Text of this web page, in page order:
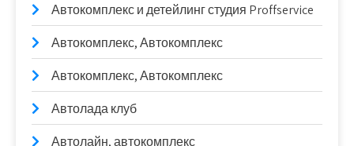
Автокомплекс и детейлинг студия Proffservice
Автокомплекс, Автокомплекс
Автокомплекс, Автокомплекс
Автолада клуб
Автолайн, автокомплекс